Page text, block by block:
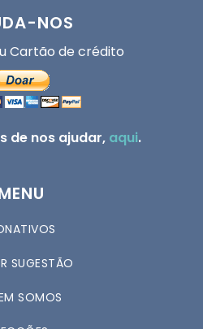
NOS
Cartão de crédito
de nos ajudar, aqui.
SUGESTÃO
SOMOS